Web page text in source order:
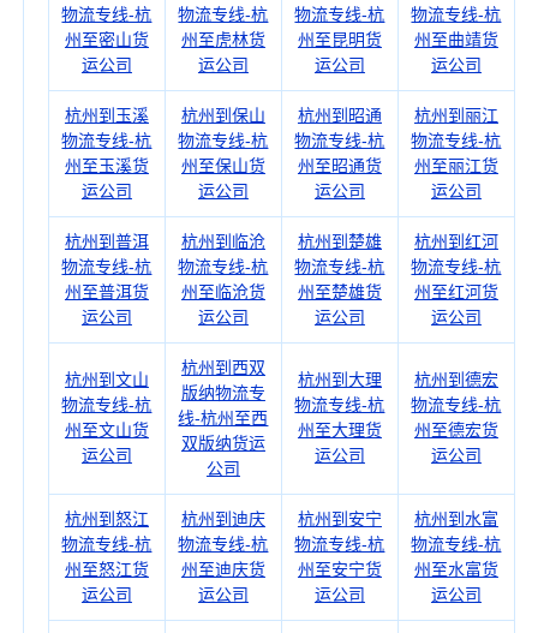
物流专线-杭
州至密山货
运公司
物流专线-杭
州至虎林货
运公司
物流专线-杭
州至昆明货
运公司
物流专线-杭
州至曲靖货
运公司
杭州到玉溪
物流专线-杭
州至玉溪货
运公司
杭州到保山
物流专线-杭
州至保山货
运公司
杭州到昭通
物流专线-杭
州至昭通货
运公司
杭州到丽江
物流专线-杭
州至丽江货
运公司
杭州到普洱
物流专线-杭
州至普洱货
运公司
杭州到临沧
物流专线-杭
州至临沧货
运公司
杭州到楚雄
物流专线-杭
州至楚雄货
运公司
杭州到红河
物流专线-杭
州至红河货
运公司
杭州到文山
物流专线-杭
州至文山货
运公司
杭州到西双
版纳物流专
线-杭州至西
双版纳货运
公司
杭州到大理
物流专线-杭
州至大理货
运公司
杭州到德宏
物流专线-杭
州至德宏货
运公司
杭州到怒江
物流专线-杭
州至怒江货
运公司
杭州到迪庆
物流专线-杭
州至迪庆货
运公司
杭州到安宁
物流专线-杭
州至安宁货
运公司
杭州到水富
物流专线-杭
州至水富货
运公司